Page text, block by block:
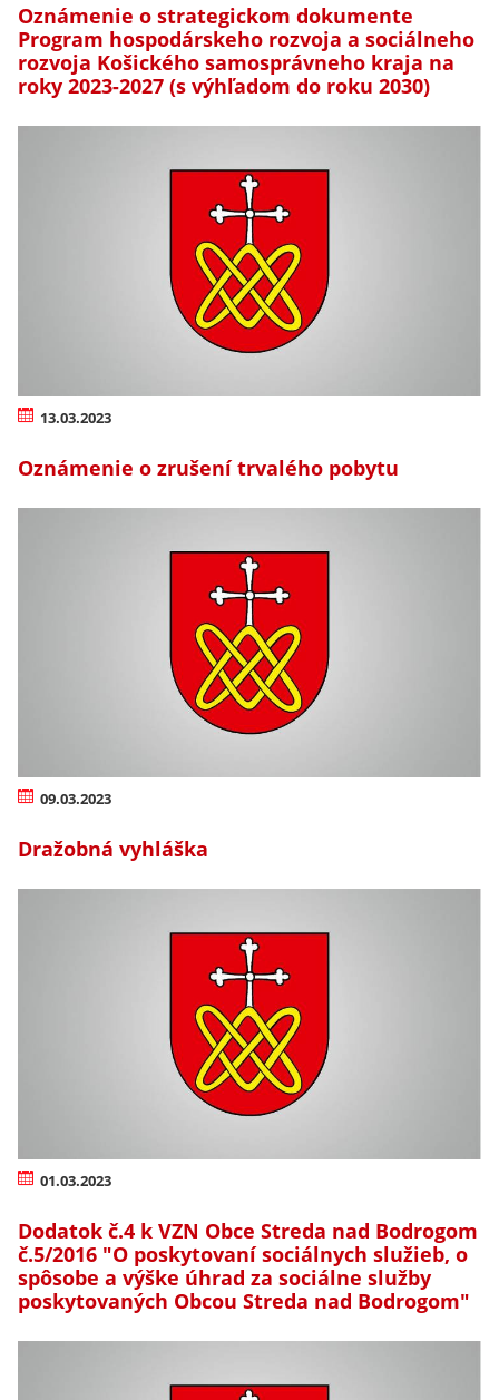
Oznámenie o strategickom dokumente
Program hospodárskeho rozvoja a sociálneho
rozvoja Košického samosprávneho kraja na
roky 2023-2027 (s výhľadom do roku 2030)
13.03.2023
Oznámenie o zrušení trvalého pobytu
09.03.2023
Dražobná vyhláška
01.03.2023
Dodatok č.4 k VZN Obce Streda nad Bodrogom
č.5/2016 "O poskytovaní sociálnych služieb, o
spôsobe a výške úhrad za sociálne služby
poskytovaných Obcou Streda nad Bodrogom"